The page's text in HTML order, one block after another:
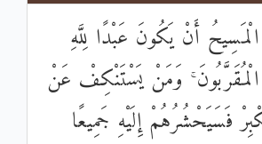
أَنْ يَكُونَ عَبْدًا لِلَّهِ
الْمُقَرَّبُونَ ۚ وَمَنْ يَسْتَنْكِفْ عَنْ
فَسَيَحْشُرُهُمْ إِلَيْهِ جَمِيعًا